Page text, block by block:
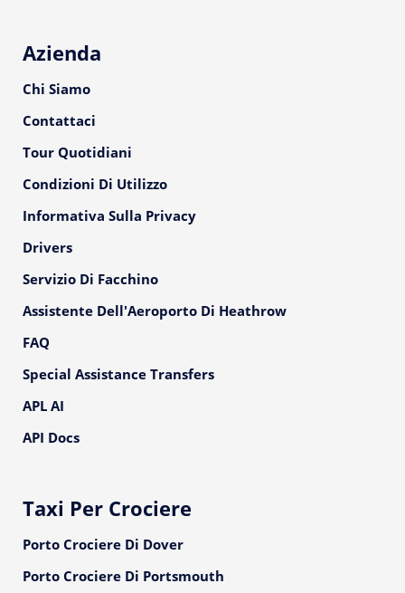
Azienda
Chi Siamo
Contattaci
Tour Quotidiani
Condizioni Di Utilizzo
Informativa Sulla Privacy
Drivers
Servizio Di Facchino
Assistente Dell'Aeroporto Di Heathrow
FAQ
Special Assistance Transfers
APL AI
API Docs
Taxi Per Crociere
Porto Crociere Di Dover
Porto Crociere Di Portsmouth